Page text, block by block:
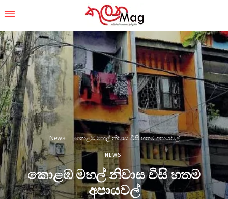
News කොළඹ මහල් නිවාස විසි හතම අපායවල්
NEWS
කොළඹ මහල් නිවාස විසි හතම
අපායවල්